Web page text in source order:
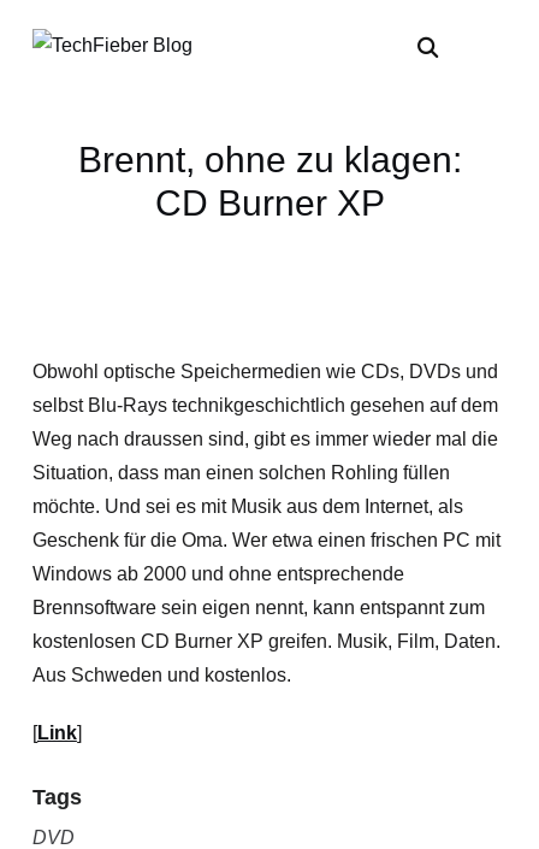
Brennt, ohne zu klagen:
CD Burner XP
Obwohl optische Speichermedien wie CDs, DVDs und
selbst Blu-Rays technikgeschichtlich gesehen auf dem
Weg nach draussen sind, gibt es immer wieder mal die
Situation, dass man einen solchen Rohling füllen
möchte. Und sei es mit Musik aus dem Internet, als
Geschenk für die Oma. Wer etwa einen frischen PC mit
Windows ab 2000 und ohne entsprechende
Brennsoftware sein eigen nennt, kann entspannt zum
kostenlosen CD Burner XP greifen. Musik, Film, Daten.
Aus Schweden und kostenlos.
[Link]
Tags
DVD